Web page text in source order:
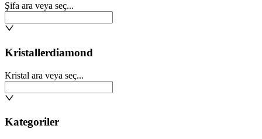
Şifa ara veya seç...
Kristallerdiamond
Kristal ara veya seç...
Kategoriler